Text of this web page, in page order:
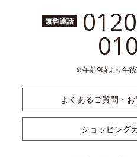
無料通話
010
午前9時より午
よくあるご質問・
ショッピング